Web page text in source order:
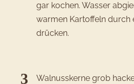
gar kochen. Wasser
warmen Kartoffeln durch
drücken.
Walnusskerne grob